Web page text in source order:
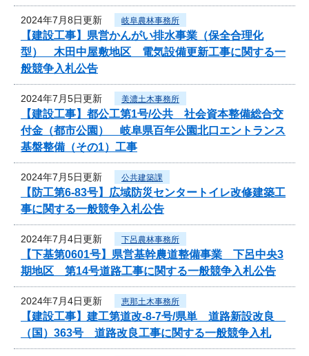
2024年7月8日更新 岐阜農林事務所
【建設工事】県営かんがい排水事業（保全合理化
型） 木田中屋敷地区 電気設備更新工事に関する一
般競争入札公告
2024年7月5日更新 美濃土木事務所
【建設工事】都公工第1号/公共 社会資本整備総合交
付金（都市公園） 岐阜県百年公園北口エントランス
基盤整備（その1）工事
2024年7月5日更新 公共建築課
【防工第6-83号】広域防災センタートイレ改修建築工
事に関する一般競争入札公告
2024年7月4日更新 下呂農林事務所
【下基第0601号】県営基幹農道整備事業 下呂中央3
期地区 第14号道路工事に関する一般競争入札公告
2024年7月4日更新 恵那土木事務所
【建設工事】建工第道改-8-7号/県単 道路新設改良
（国）363号 道路改良工事に関する一般競争入札